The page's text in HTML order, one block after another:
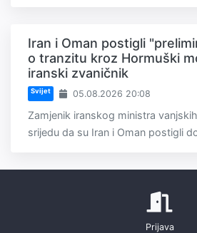
Iran i Oman postigli
o tranzitu kroz Hormuški
iranski zvaničnik
Svijet 05.08.2026 20:08
Zamjenik iranskog ministra
srijedu da su Iran i Oman postigli
Prijava